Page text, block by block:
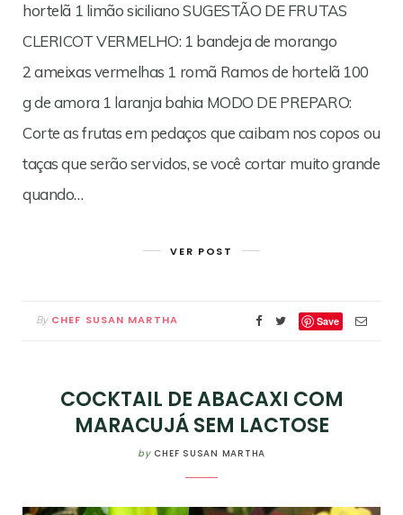
hortelã 1 limão siciliano SUGESTÃO DE FRUTAS
CLERICOT VERMELHO: 1 bandeja de morango
2 ameixas vermelhas 1 romã Ramos de hortelã 100
g de amora 1 laranja bahia MODO DE PREPARO:
Corte as frutas em pedaços que caibam nos copos ou
taças que serão servidos, se você cortar muito grande
quando…
VER POST
By CHEF SUSAN MARTHA Save
COCKTAIL DE ABACAXI COM
MARACUJÁ SEM LACTOSE
by CHEF SUSAN MARTHA